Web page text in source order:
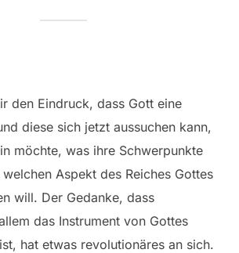
den Eindruck, dass Gott eine
diese sich jetzt aussuchen kann,
möchte, was ihre Schwerpunkte
Aspekt des Reiches Gottes
will. Der Gedanke, dass
das Instrument von Gottes
hat etwas revolutionäres an sich.